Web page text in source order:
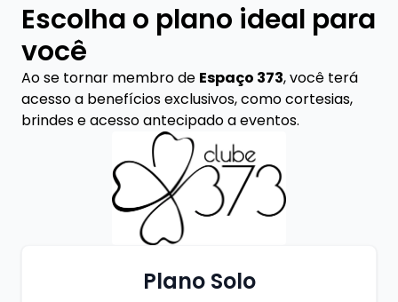
Escolha o plano ideal para
você
Ao se tornar membro de Espaço 373, você terá
acesso a benefícios exclusivos, como cortesias,
brindes e acesso antecipado a eventos.
Plano Solo